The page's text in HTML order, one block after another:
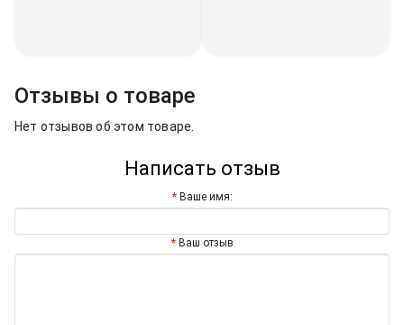
Отзывы о товаре
Нет отзывов об этом товаре.
Написать отзыв
Ваше имя:
Ваш отзыв